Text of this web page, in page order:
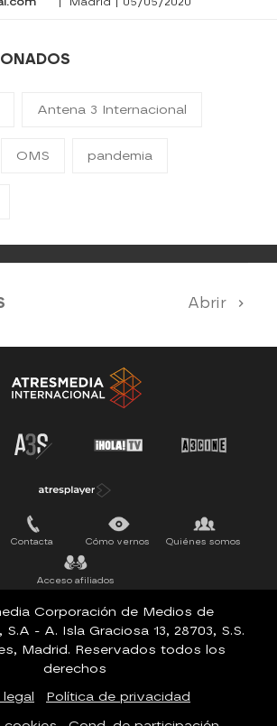
Antena 3 Internacional
OMS pandemia
Abrir
El Hormiguero
Pasapalabra
Contacta Cómo vernos Quiénes somos
Acceso afiliados
Corporación de Medios de
- A. Isla Graciosa 13, 28703, S.S.
Madrid. Reservados todos los
derechos
Política de privacidad